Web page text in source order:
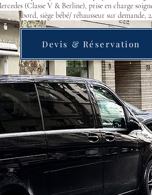
(Classe V & Berline), prise en charge
bord, siège bébé/ réhausseur sur demande,
Devis & Réservation